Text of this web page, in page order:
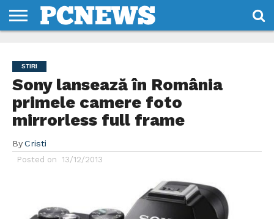
NOI
SI
CONDITII
STIRI
Sony lansează în România
primele camere foto
mirrorless full frame
By Cristi
Posted on 13/12/2013